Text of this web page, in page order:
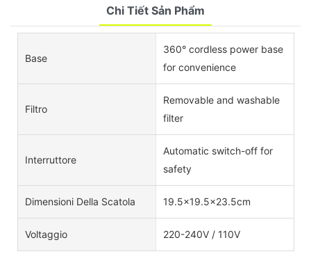
Chi Tiết Sản Phẩm
Base
360° cordless power base
for convenience
Filtro
Removable and washable
filter
Interruttore
Automatic switch-off for
safety
Dimensioni Della Scatola 19.5×19.5×23.5cm
Voltaggio 220-240V / 110V